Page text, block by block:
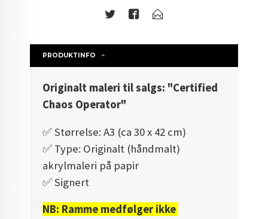
PRODUKTINFO
Originalt maleri til salgs: "Certified
Chaos Operator"
✅️ Størrelse: A3 (ca 30 x 42 cm)
✅️ Type: Originalt (håndmalt)
akrylmaleri på papir
✅️ Signert
NB: Ramme medfølger ikke